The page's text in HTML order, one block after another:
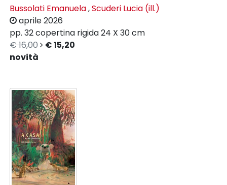
Bussolati Emanuela,Scuderi Lucia (ill.)
aprile 2026
pp. 32copertina rigida24 X 30 cm
€ 16,00
€ 15,20
novità